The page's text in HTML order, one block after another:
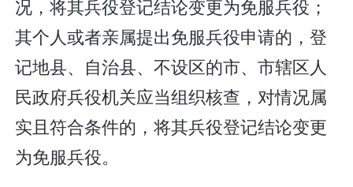
况，将其兵役登记结论变更为免服兵役；
其个人或者亲属提出免服兵役申请的，登
记地县、自治县、不设区的市、市辖区人
民政府兵役机关应当组织核查，对情况属
实且符合条件的，将其兵役登记结论变更
为免服兵役。